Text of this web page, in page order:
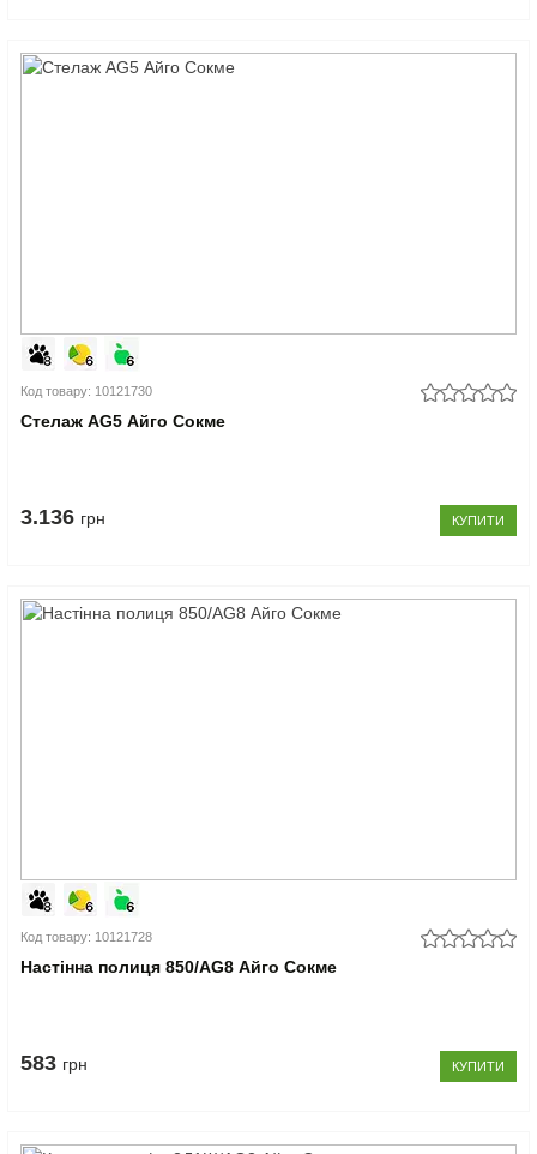
Код товару: 10121730
Стелаж AG5 Айго Сокме
3.136 грн КУПИТИ
Код товару: 10121728
Настінна полиця 850/AG8 Айго Сокме
583 грн КУПИТИ